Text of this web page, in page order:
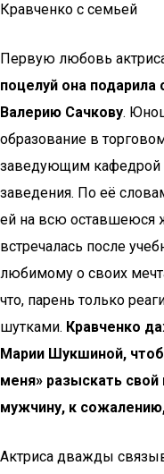
Кравченко с семьей
Первую любовь
поцелуй она
Валерию Сачкову.
образование в
заведующим кафедрой
заведения. По её
ей на всю оставшеюся
встречалась после
любимому о своих
что, парень только
шутками. Кравченко
Марии Шукшиной,
меня» разыскать
мужчину, к
Актриса дважды